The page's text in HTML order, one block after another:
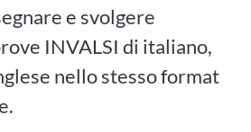
e svolgere
INVALSI di italiano,
nello stesso format